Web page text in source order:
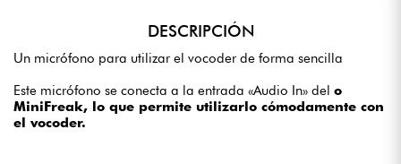
DESCRIPCIÓN
Un micrófono para utilizar el vocoder de forma sencilla
Este micrófono se conecta a la entrada «Audio In» del o
MiniFreak, lo que permite utilizarlo cómodamente con
el vocoder.